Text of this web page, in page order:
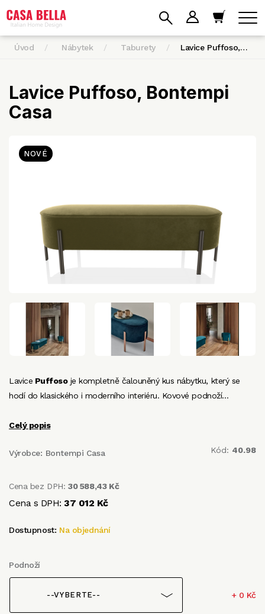
Úvod Nábytek Taburety Lavice Puffoso,…
Lavice Puffoso, Bontempi
Casa
NOVÉ
Lavice Puffosoje kompletně čalouněný kus nábytku, který se
hodí do klasického i moderního interiéru. Kovové podnoží…
Celý popis
Výrobce: Bontempi Casa Kód: 40.98
Cena bez DPH:30 588,43 Kč
Cena s DPH:37 012 Kč
Dostupnost: Na objednání
Podnoží
--VYBERTE-- + 0 Kč